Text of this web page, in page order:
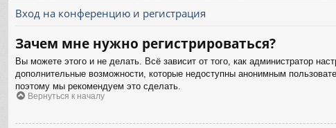
Вход на конференцию и регистрация
Зачем мне нужно регистрироваться?
Вы можете этого и не делать. Всё зависит от того, как администратор
дополнительные возможности, которые недоступны анонимным
поэтому мы рекомендуем это сделать.
Вернуться к началу